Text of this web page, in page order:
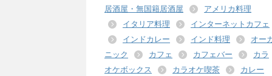
居酒屋・無国籍居酒屋
アメリカ料理
イタリア料理
インターネットカフェ
インドカレー
インド料理
オー
ニック
カフェ カフェバー
カラ
オケボックス
カラオケ喫茶
カレー